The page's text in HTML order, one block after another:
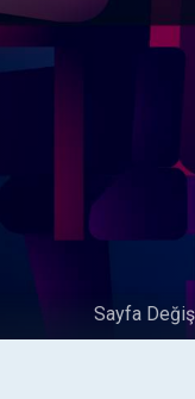
Sayfa